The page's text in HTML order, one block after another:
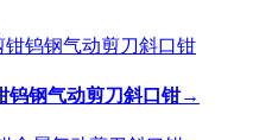
钨钢气动剪刀斜口钳→